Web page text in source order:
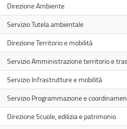
Direzione Ambiente
Servizio Tutela ambientale
Direzione Territorio e mobilità
Servizio Amministrazione territorio e
Servizio Infrastrutture e mobilità
Servizio Programmazione e
Direzione Scuole, edilizia e patrimonio